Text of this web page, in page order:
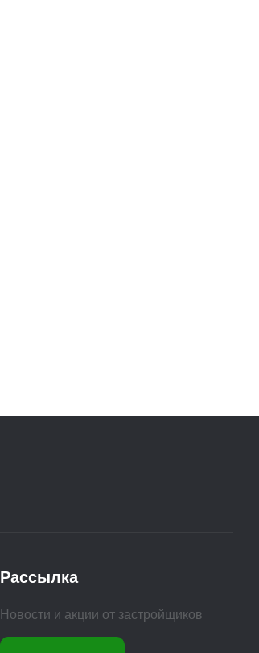
Рассылка
Новости и акции от застройщиков